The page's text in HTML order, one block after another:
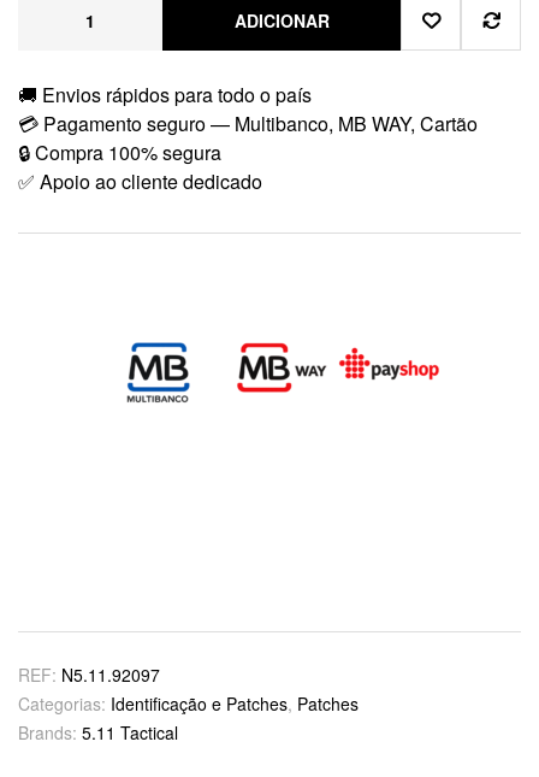
ADICIONAR
🚚 Envios rápidos para todo o país
💳 Pagamento seguro — Multibanco, MB WAY, Cartão
🔒 Compra 100% segura
✅ Apoio ao cliente dedicado
REF: N5.11.92097
Categorias: Identificação e Patches, Patches
Brands: 5.11 Tactical